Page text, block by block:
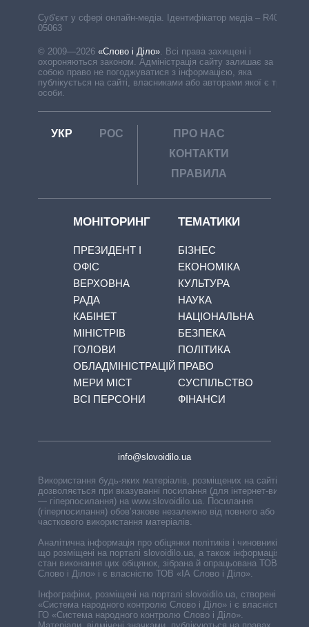
Cуб'єкт у сфері онлайн-медіа. Ідентифікатор медіа – R40-
05063
© 2009—2026 «Слово і Діло»
Всі права захищені і
охороняються законом. Адміністрація сайту залишає за
собою право не погоджуватися з інформацією, яка
публікується на сайті, власниками або авторами якої є треті
особи.
УКР РОС
ПРО НАС
КОНТАКТИ
ПРАВИЛА
МОНІТОРИНГ
ПРЕЗИДЕНТ І
ОФІС
ВЕРХОВНА
РАДА
КАБІНЕТ
МІНІСТРІВ
ГОЛОВИ
ОБЛАДМІНІСТРАЦІЙ
МЕРИ МІСТ
ВСІ ПЕРСОНИ
ТЕМАТИКИ
БІЗНЕС
ЕКОНОМІКА
КУЛЬТУРА
НАУКА
НАЦІОНАЛЬНА
БЕЗПЕКА
ПОЛІТИКА
ПРАВО
СУСПІЛЬСТВО
ФІНАНСИ
info@slovoidilo.ua
Використання будь-яких матеріалів, розміщених на сайті,
дозволяється при вказуванні посилання (для інтернет-видань
— гіперпосилання) на www.slovoidilo.ua. Посилання
(гіперпосилання) обов’язкове незалежно від повного або
часткового використання матеріалів.
Аналітична інформація про обіцянки політиків і чиновників,
що розміщені на порталі slovoidilo.ua, а також інформація про
стан виконання цих обіцянок, зібрана й опрацьована ТОВ «ІА
Слово і Діло» і є власністю ТОВ «ІА Слово і Діло».
Інфографіки, розміщені на порталі slovoidilo.ua, створені ГО
«Система народного контролю Слово і Діло» і є власністю
ГО «Система народного контролю Слово і Діло».